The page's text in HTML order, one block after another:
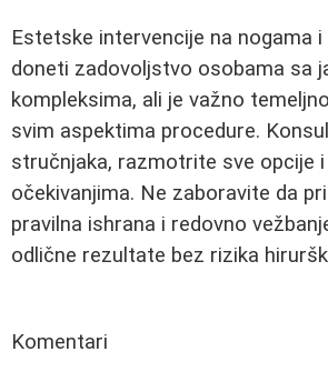
Estetske intervencije na nogama
doneti zadovoljstvo osobama sa
kompleksima, ali je važno
svim aspektima procedure.
stručnjaka, razmotrite sve opcije
očekivanjima. Ne zaboravite da
pravilna ishrana i redovno
odlične rezultate bez rizika
Komentari